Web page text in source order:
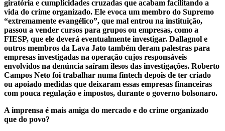
giratória e cumplicidades cruzadas que acabam facilitando a
vida do crime organizado. Ele evoca um membro do Supremo
“extremamente evangélico”, que mal entrou na instituição,
passou a vender cursos para grupos ou empresas, como a
FIESP, que ele deverá eventualmente investigar. Dallagnol e
outros membros da Lava Jato também deram palestras para
empresas investigadas na operação cujos responsáveis
envolvidos na denúncia saíram ilesos das investigações. Roberto
Campos Neto foi trabalhar numa fintech depois de ter criado
ou apoiado medidas que deixaram essas empresas financeiras
com pouca regulação e impostos, durante o governo bolsonaro.
A imprensa é mais amiga do mercado e do crime organizado
que do povo?